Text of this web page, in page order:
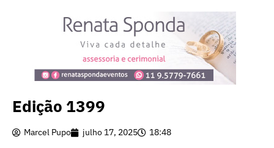
Edição 1399
Marcel Pupo julho 17, 2025 18:48